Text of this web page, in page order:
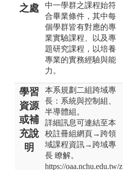
之處
中一學群之課程始符
合畢業條件，其中每
個學群皆有對應的專
業實驗課程、以及專
題研究課程，以培養
專業的實務經驗與能
力。
學習
資源
或補
充說
明
本系規劃二組跨域專
長：系統與控制組、
半導體組。
詳細訊息可連結至本
校註冊組網頁→跨領
域課程資訊→跨域專
長 瞭解。
https://oaa.nchu.edu.tw/z